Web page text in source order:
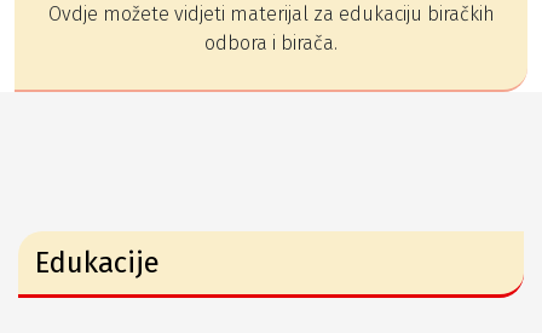
Ovdje možete vidjeti materijal za edukaciju biračkih
odbora i birača.
Edukacije